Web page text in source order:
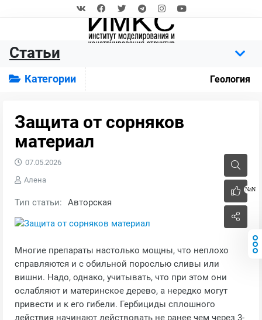
Статьи
Категории Геология
Защита от сорняков
материал
NaN
07.05.2026
Алена
Тип статьи: Авторская
Многие препараты настолько мощны, что неплохо
справляются и с обильной порослью сливы или
вишни. Надо, однако, учитывать, что при этом они
ослабляют и материнское дерево, а нередко могут
привести и к его гибели. Гербициды сплошного
действия начинают действовать не ранее чем через 3-